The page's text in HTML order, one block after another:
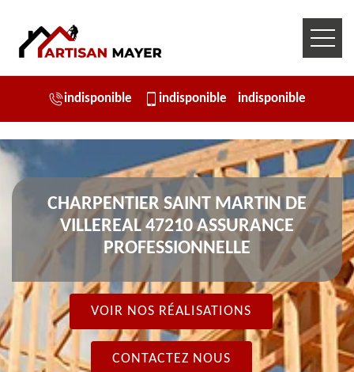
indisponible indisponible indisponible
CHARPENTIER SAINT MARTIN DE
VILLEREAL 47210 ASSURANCE
PROFESSIONNELLE
VOIR NOS RÉALISATIONS
CONTACTEZ NOUS